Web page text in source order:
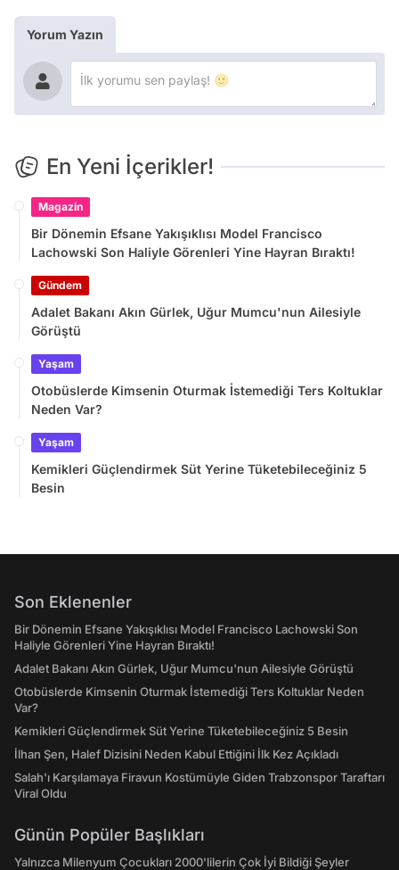
Yorum Yazın
En Yeni İçerikler!
Magazin
Bir Dönemin Efsane Yakışıklısı Model Francisco
Lachowski Son Haliyle Görenleri Yine Hayran Bıraktı!
Gündem
Adalet Bakanı Akın Gürlek, Uğur Mumcu'nun Ailesiyle
Görüştü
Yaşam
Otobüslerde Kimsenin Oturmak İstemediği Ters Koltuklar
Neden Var?
Yaşam
Kemikleri Güçlendirmek Süt Yerine Tüketebileceğiniz 5
Besin
Son Eklenenler
Bir Dönemin Efsane Yakışıklısı Model Francisco Lachowski Son
Haliyle Görenleri Yine Hayran Bıraktı!
Adalet Bakanı Akın Gürlek, Uğur Mumcu'nun Ailesiyle Görüştü
Otobüslerde Kimsenin Oturmak İstemediği Ters Koltuklar Neden
Var?
Kemikleri Güçlendirmek Süt Yerine Tüketebileceğiniz 5 Besin
İlhan Şen, Halef Dizisini Neden Kabul Ettiğini İlk Kez Açıkladı
Salah'ı Karşılamaya Firavun Kostümüyle Giden Trabzonspor Taraftarı
Viral Oldu
Günün Popüler Başlıkları
Yalnızca Milenyum Çocukları 2000'lilerin Çok İyi Bildiği Şeyler